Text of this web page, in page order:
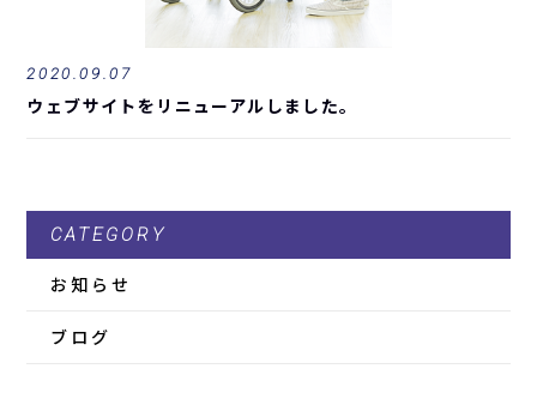
2020.09.07
ウェブサイトをリニューアルしました。
CATEGORY
お知らせ
ブログ